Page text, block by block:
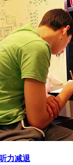
力减退